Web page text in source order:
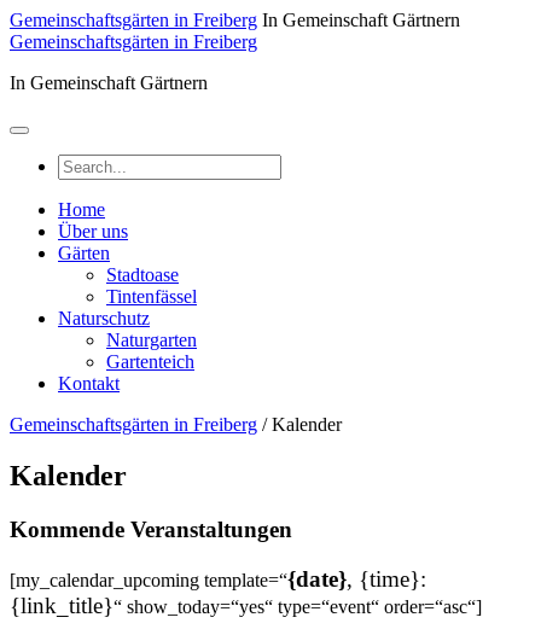
Weiter
zum
Gemeinschaftsgärten in Freiberg In Gemeinschaft Gärtnern
Gemeinschaftsgärten in Freiberg
In Gemeinschaft Gärtnern
Home
Über uns
Gärten
Stadtoase
Tintenfässel
Naturschutz
Naturgarten
Gartenteich
Kontakt
Gemeinschaftsgärten in Freiberg /Kalender
Kalender
Kommende Veranstaltungen
[my_calendar_upcoming template=“{date}, {time}:
{link_title}“ show_today=“yes“ type=“event“ order=“asc“]